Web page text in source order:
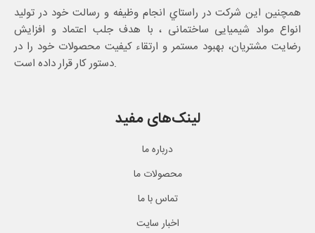
همچنین این شرکت در راستاي انجام وظيفه و رسالت خود در تولید
انواع مواد شیمیایی ساختمانی ، با هدف جلب اعتماد و افزایش
رضایت مشتریان، بهبود مستمر و ارتقاء کیفیت محصولات خود را در
دستور کار قرار داده است.
لینک‌های مفید
درباره ما
محصولات ما
تماس با ما
اخبار سایت